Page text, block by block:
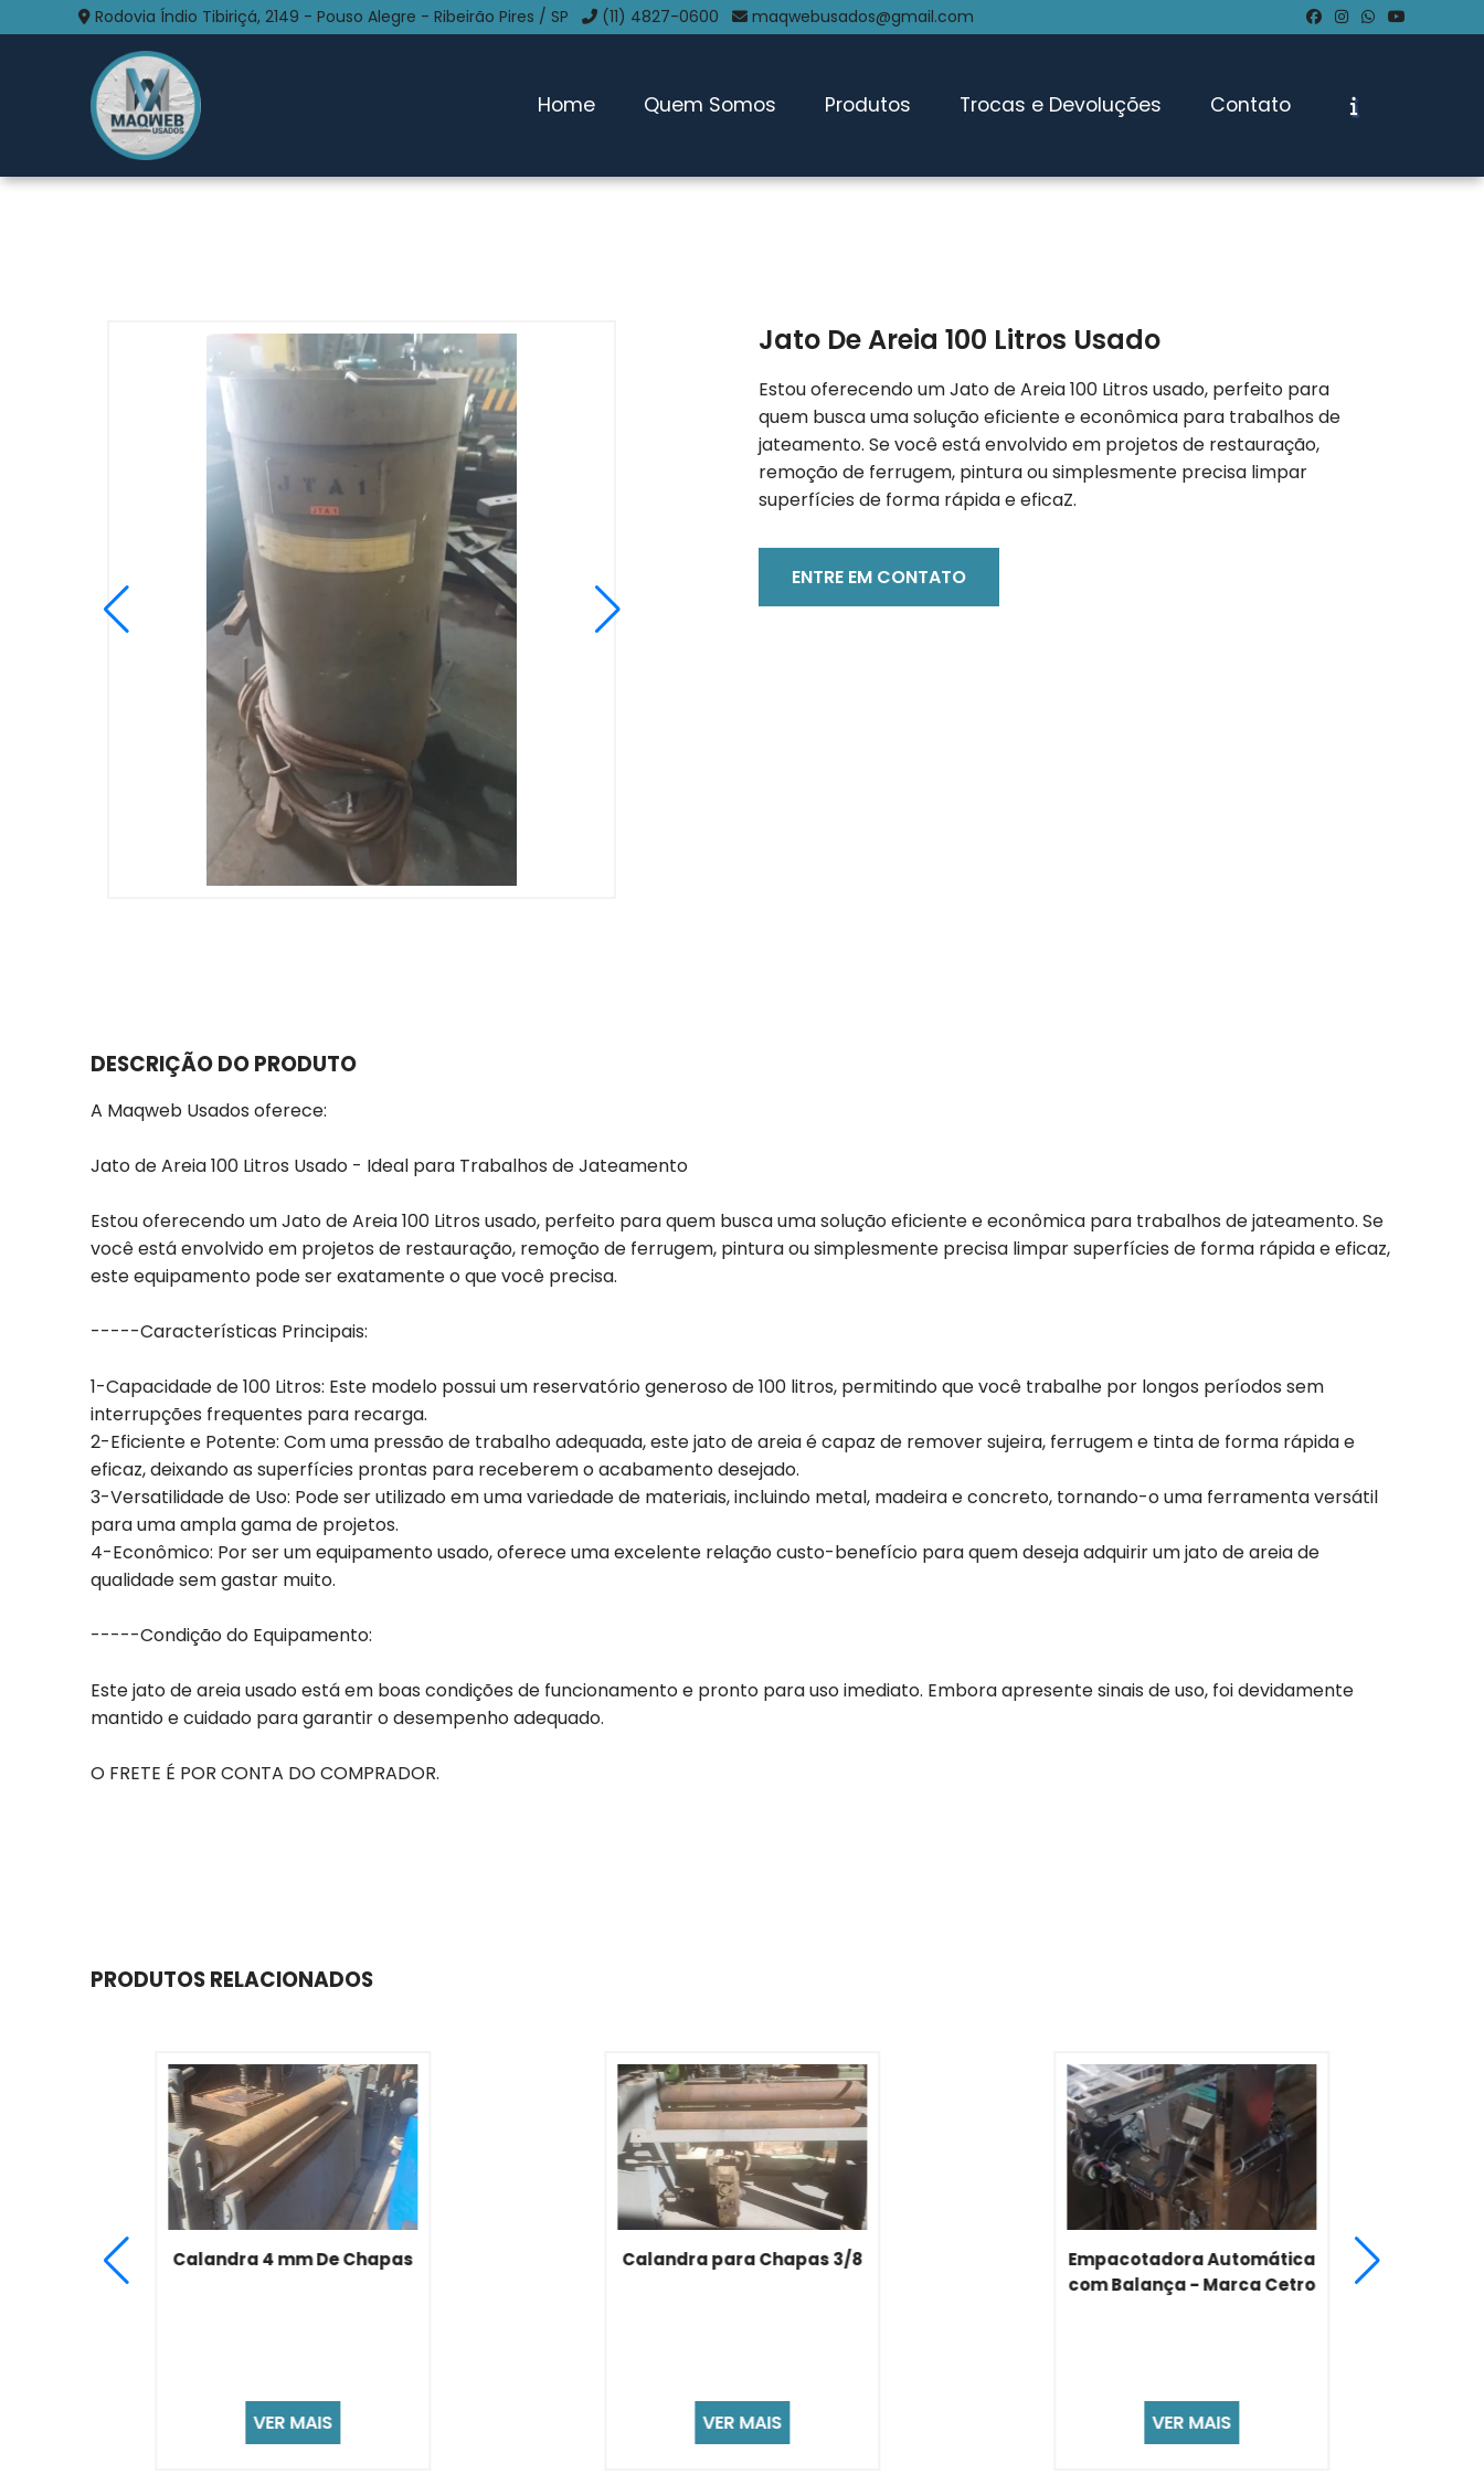
Rodovia Índio Tibiriçá, 2149 - Pouso Alegre - Ribeirão Pires / SP (11) 4827-0600 maqwebusados@gmail.com
Home Quem Somos Produtos Trocas e Devoluções Contato
Jato De Areia 100 Litros Usado
Estou oferecendo um Jato de Areia 100 Litros usado, perfeito para
quem busca uma solução eficiente e econômica para trabalhos de
jateamento. Se você está envolvido em projetos de restauração,
remoção de ferrugem, pintura ou simplesmente precisa limpar
superfícies de forma rápida e eficaZ.
ENTRE EM CONTATO
DESCRIÇÃO DO PRODUTO
A Maqweb Usados oferece:
Jato de Areia 100 Litros Usado - Ideal para Trabalhos de Jateamento
Estou oferecendo um Jato de Areia 100 Litros usado, perfeito para quem busca uma solução eficiente e econômica para trabalhos de jateamento. Se
você está envolvido em projetos de restauração, remoção de ferrugem, pintura ou simplesmente precisa limpar superfícies de forma rápida e eficaz,
este equipamento pode ser exatamente o que você precisa.
-----Características Principais:
1-Capacidade de 100 Litros: Este modelo possui um reservatório generoso de 100 litros, permitindo que você trabalhe por longos períodos sem
interrupções frequentes para recarga.
2-Eficiente e Potente: Com uma pressão de trabalho adequada, este jato de areia é capaz de remover sujeira, ferrugem e tinta de forma rápida e
eficaz, deixando as superfícies prontas para receberem o acabamento desejado.
3-Versatilidade de Uso: Pode ser utilizado em uma variedade de materiais, incluindo metal, madeira e concreto, tornando-o uma ferramenta versátil
para uma ampla gama de projetos.
4-Econômico: Por ser um equipamento usado, oferece uma excelente relação custo-benefício para quem deseja adquirir um jato de areia de
qualidade sem gastar muito.
-----Condição do Equipamento:
Este jato de areia usado está em boas condições de funcionamento e pronto para uso imediato. Embora apresente sinais de uso, foi devidamente
mantido e cuidado para garantir o desempenho adequado.
O FRETE É POR CONTA DO COMPRADOR.
PRODUTOS RELACIONADOS
Calandra para Chapas 3/8
VER MAIS
Empacotadora Automática
VER MAIS
Misturador Em V De Aço
Inox - Ideal Para Pós E
VER MAIS